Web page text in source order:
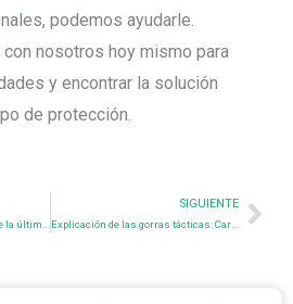
podemos ayudarle.
nosotros hoy mismo para
y encontrar la solución
de protección.
AET Tactical Hats: Revisión de la última colección
SIGUIENTE
Explicación de las gorras tácticas: Características, estilos y personalización